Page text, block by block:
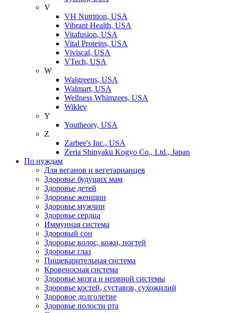
V
VH Nutrition, USA
Vibrant Health, USA
Vitafusion, USA
Vital Proteins, USA
Viviscal, USA
VTech, USA
W
Walgreens, USA
Walmart, USA
Wellness Whimzees, USA
Wiklev
Y
Youtheory, USA
Z
Zarbee's Inc., USA
Zeria Shinyaku Kogyo Co., Ltd., Japan
По нуждам
Для веганов и вегетарианцев
Здоровье будущих мам
Здоровье детей
Здоровье женщин
Здоровье мужчин
Здоровье сердца
Иммунная система
Здоровый сон
Здоровье волос, кожи, ногтей
Здоровье глаз
Пищеварительная система
Кровеносная система
Здоровье мозга и нервной системы
Здоровье костей, суставов, сухожилий
Здоровое долголетие
Здоровье полости рта